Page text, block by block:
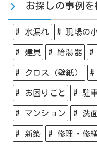
お探しの事例を
# 水漏れ # 現場の
# 建具 # 給湯器 #
# クロス（壁紙） #
# お困りごと # 駐
# マンション # 洗
# 新築 # 修理・修